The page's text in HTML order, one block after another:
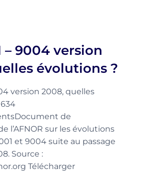
– 9004 version
évolutions ?
version 2008, quelles
de
l’AFNOR sur les évolutions
et 9004 suite au passage
Source :
Télécharger